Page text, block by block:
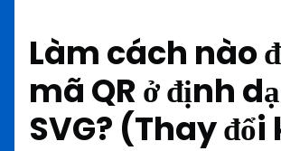
Làm cách nào
mã QR ở định
SVG? (Thay